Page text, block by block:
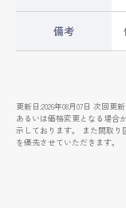
備考
更新日:2026年08月07日 次回更
あるいは価格変更となる場合
示しております。 また間取
を優先させていただきます。